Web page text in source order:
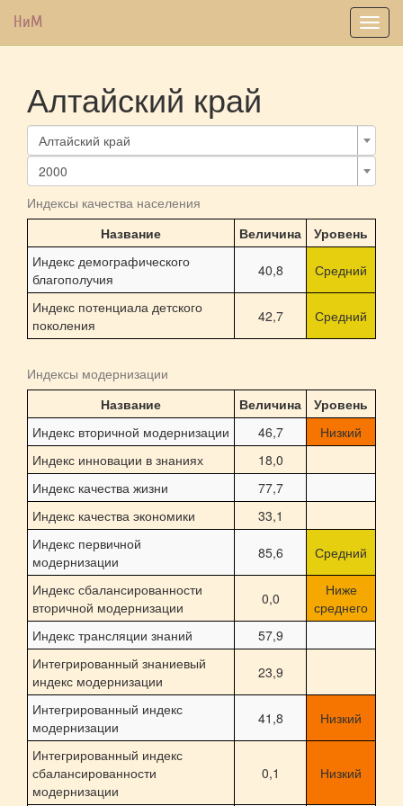
НиМ
Алтайский край
Алтайский край
2000
Индексы качества населения
Название
Величина
Уровень
Индекс демографического
благополучия
40,8 Средний
Индекс потенциала детского
поколения
42,7 Средний
Индексы модернизации
Название
Величина
Уровень
Индекс вторичной модернизации
46,7
Низкий
Индекс инновации в знаниях
18,0
Индекс качества жизни
77,7
Индекс качества экономики
33,1
Индекс первичной
модернизации
85,6 Средний
Индекс сбалансированности
вторичной модернизации
0,0
Ниже
среднего
Индекс трансляции знаний
57,9
Интегрированный знаниевый
индекс модернизации
23,9
Интегрированный индекс
модернизации
41,8 Низкий
Интегрированный индекс
сбалансированности
модернизации
0,1 Низкий